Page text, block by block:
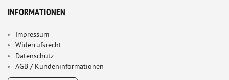
INFORMATIONEN
Impressum
Widerrufsrecht
Datenschutz
AGB / Kundeninformationen